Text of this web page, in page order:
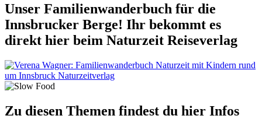
Unser Familienwanderbuch für die
Innsbrucker Berge! Ihr bekommt es
direkt hier beim Naturzeit Reiseverlag
Zu diesen Themen findest du hier Infos